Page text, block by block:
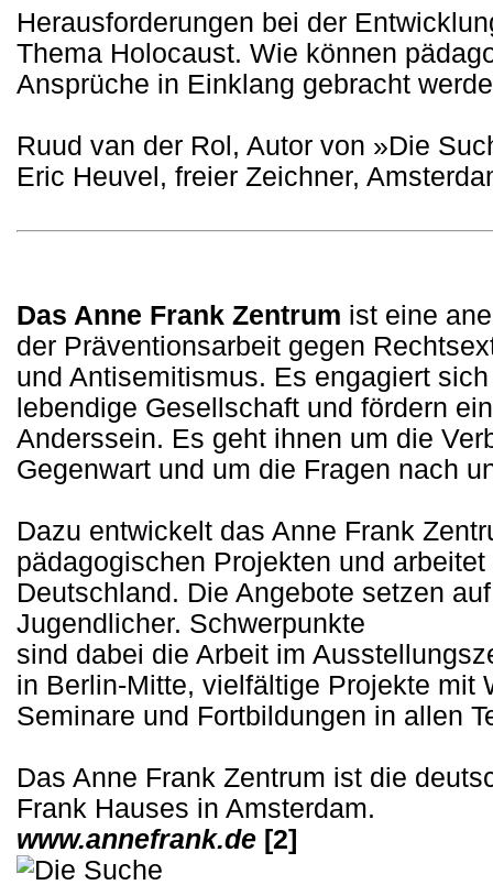
Herausforderungen bei der
Thema Holocaust. Wie können
Ansprüche in Einklang gebracht
Ruud van der Rol, Autor von »Die
Eric Heuvel, freier Zeichner,
Das Anne Frank Zentrum ist eine
der Präventionsarbeit gegen
und Antisemitismus. Es engagiert
lebendige Gesellschaft und fördern
Anderssein. Es geht ihnen um die
Gegenwart und um die Fragen nach
Dazu entwickelt das Anne Frank
pädagogischen Projekten und
Deutschland. Die Angebote setzen
Jugendlicher. Schwerpunkte
sind dabei die Arbeit im
in Berlin-Mitte, vielfältige Projekte mit
Seminare und Fortbildungen in allen
Das Anne Frank Zentrum ist die
Frank Hauses in Amsterdam.
www.annefrank.de [2]